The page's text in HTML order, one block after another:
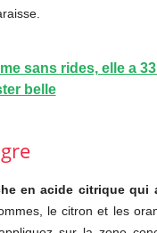
sans rides, elle a
belle
en acide citrique qui
le citron et les